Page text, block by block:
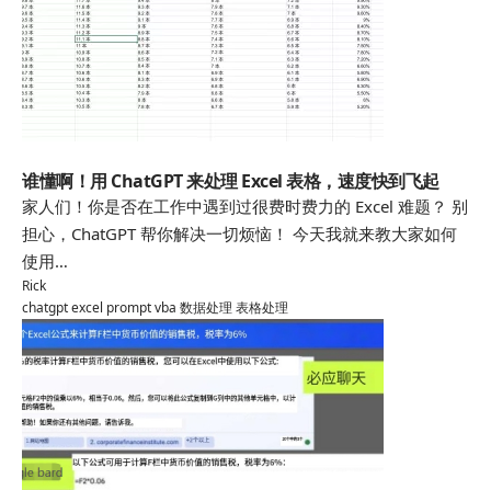
谁懂啊！用 ChatGPT 来处理 Excel 表格，速度快到飞起
家人们！你是否在工作中遇到过很费时费力的 Excel 难题？ 别
担心，ChatGPT 帮你解决一切烦恼！ 今天我就来教大家如何
使用…
Rick
chatgptexcel promptvba 数据处理 表格处理